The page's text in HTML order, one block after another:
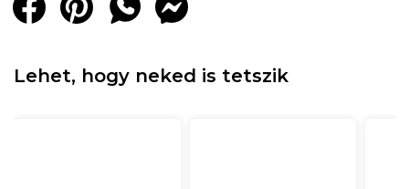
Lehet, hogy neked is tetszik